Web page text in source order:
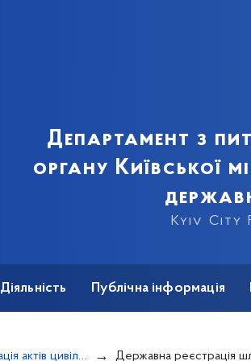
Департамент з
органу Київської
Kyiv City
Діяльність Публічна інформація
Державна реєстрація актів цивільного стану Державна реєстрація